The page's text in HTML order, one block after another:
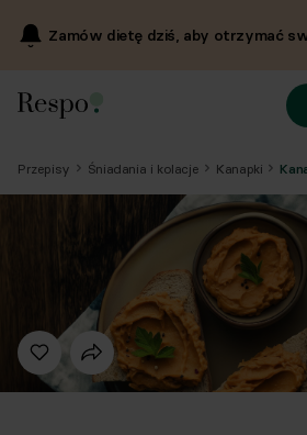
Zamów dietę dziś, aby otrzymać
Przepisy Śniadania i kolacje Kanapki